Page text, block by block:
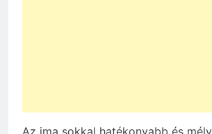
Az ima sokkal hatékonyabb és